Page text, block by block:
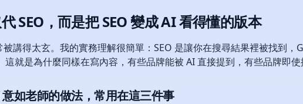
SEO，而是把 SEO 變成 AI 看得懂的版本
被講得太玄。我的實務理解很簡單：SEO 是讓你在搜尋結果裡被找到
就是為什麼同樣在寫內容，有些品牌能被 AI 直接提到，有些品牌即使
如老師的做法，常用在這三件事